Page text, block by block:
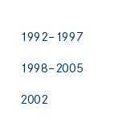
1992–1997
1998–2005
2002